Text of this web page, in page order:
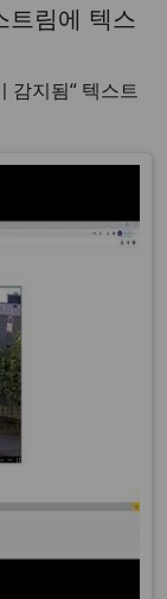
트림에 텍스
감지됨“ 텍스트